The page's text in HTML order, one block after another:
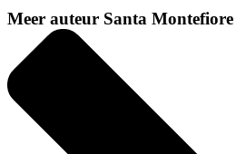
Meer auteur Santa Montefiore